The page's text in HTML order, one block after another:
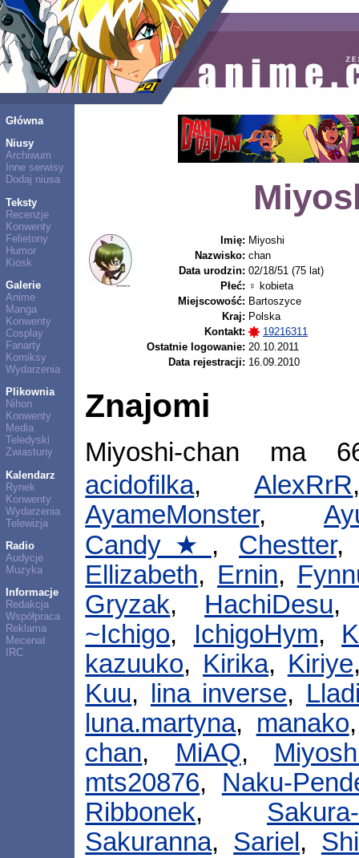
Główna
Niusy
Archiwum
Inne serwisy
Dodaj niusa
Teksty
Recenzje
Konwenty
Felietony
Humor
Kiosk
Galerie
Anime
Manga
Konwenty
Cosplay
Fanarty
Komiksy
Wydarzenia
Plikownia
Nihon
Konwenty
Media
Teledyski
Zwiastuny
Kalendarz
Rynek
Konwenty
Wydarzenia
Telewizja
Radio
Audycje
Muzyka
Informacje
Redakcja
Współpraca
Reklama
Mecenat
IRC
Imię: Miyoshi
Nazwisko: chan
Data urodzin: 02/18/51 (75 lat)
Płeć: ♀ kobieta
Miejscowość: Bartoszyce
Kraj: Polska
Kontakt:
19216311
Ostatnie logowanie: 20.10.2011
Data rejestracji: 16.09.2010
Znajomi
Miyoshi-chan ma
acidofilka,AlexRrR
AyameMonster,
Candy★ , Chestter
Ellizabeth, Ernin,
Gryzak, HachiDesu
~Ichigo, IchigoHym,
kazuuko, Kirika, Kiriye
Kuu, lina inverse,
luna.martyna, manako
chan, MiAQ,
mts20876, Naku-
Ribbonek,
Sakuranna, Sariel ,